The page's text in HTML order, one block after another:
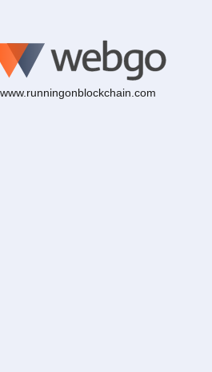
www.runningonblockchain.com